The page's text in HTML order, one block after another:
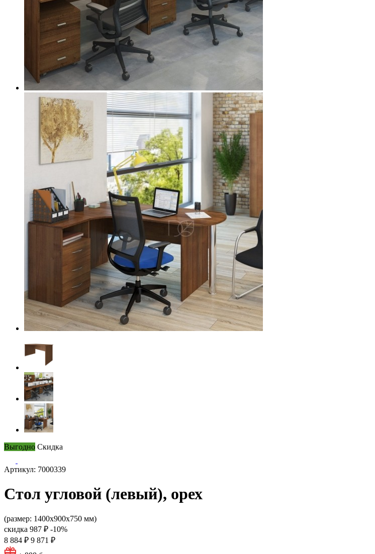
Выгодно Скидка
Артикул: 7000339
Стол угловой (левый), орех
(размер: 1400х900х750 мм)
скидка 987 ₽ -10%
8 884 ₽ 9 871 ₽